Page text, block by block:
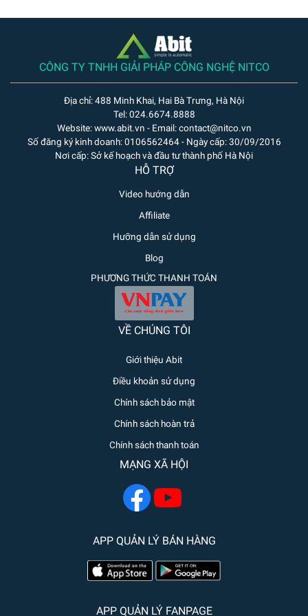
CÔNG TY TNHH GIẢI PHÁP CÔNG NGHỆ NITCO
Địa chỉ: 488 Minh Khai, Hai Bà Trưng, Hà Nội
Tel: 024.6674.8888
Website: www.abit.vn - Email: contact@nitco.vn
Số đăng ký kinh doanh: 0106562464 - Ngày cấp: 30/09/2016
Nơi cấp: Sở kế hoạch và đầu tư thành phố Hà Nội
HỖ TRỢ
Video hướng dẫn
Affiliate
Hưỡng dẫn sử dụng
Blog
PHƯƠNG THỨC THANH TOÁN
VỀ CHÚNG TÔI
Giới thiệu Abit
Điều khoản sử dụng
Chính sách bảo mật
Chính sách hoàn trả
Chính sách thanh toán
MẠNG XÃ HỘI
APP QUẢN LÝ BÁN HÀNG
APP QUẢN LÝ FANPAGE